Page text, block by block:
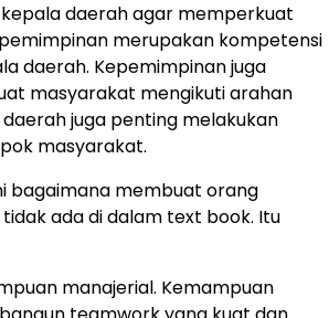
daerah agar memperkuat
merupakan kompetensi
daerah. Kepemimpinan juga
masyarakat mengikuti arahan
juga penting melakukan
masyarakat.
bagaimana membuat orang
ada di dalam text book. Itu
manajerial. Kemampuan